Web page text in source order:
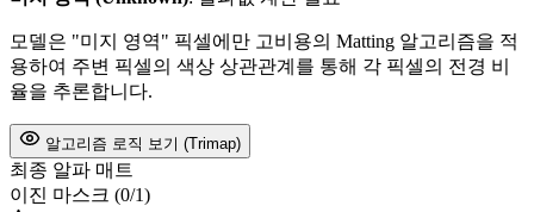
모델은 "미지 영역" 픽셀에만 고비용의 Matting 알고리즘을 적
용하여 주변 픽셀의 색상 상관관계를 통해 각 픽셀의 전경 비
율을 추론합니다.
알고리즘 로직 보기 (Trimap)
최종 알파 매트
이진 마스크 (0/1)